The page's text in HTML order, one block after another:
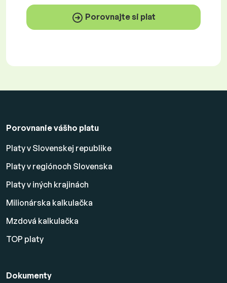
Porovnajte si plat
Porovnanie vášho platu
Platy v Slovenskej republike
Platy v regiónoch Slovenska
Platy v iných krajinách
Milionárska kalkulačka
Mzdová kalkulačka
TOP platy
Dokumenty